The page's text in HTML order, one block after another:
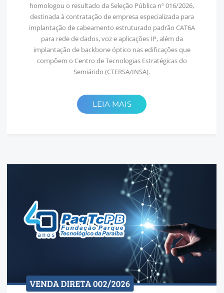
homologou o resultado da Seleção Pública nº 016/2026,
destinada à contratação de empresa especializada para
implantação de cabeamento estruturado padrão CAT6A
para rede de dados, voz e aplicações IP, além da
implantação de backbone óptico nas edificações que
compõem o Centro de Tecnologias Estratégicas do
Semiárido (CTERSA/INSA).
LEIA MAIS